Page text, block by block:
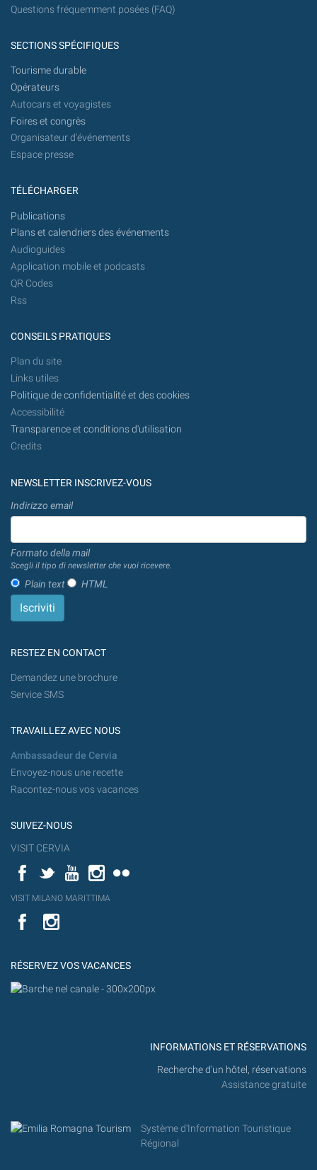
Questions fréquemment posées (FAQ)
SECTIONS SPÉCIFIQUES
Tourisme durable
Opérateurs
Autocars et voyagistes
Foires et congrès
Organisateur d'événements
Espace presse
TÉLÉCHARGER
Publications
Plans et calendriers des événements
Audioguides
Application mobile et podcasts
QR Codes
Rss
CONSEILS PRATIQUES
Plan du site
Links utiles
Politique de confidentialité et des cookies
Accessibilité
Transparence et conditions d'utilisation
Credits
NEWSLETTER INSCRIVEZ-VOUS
Indirizzo email
Formato della mail
Scegli il tipo di newsletter che vuoi ricevere.
Plain text HTML
RESTEZ EN CONTACT
Demandez une brochure
Service SMS
TRAVAILLEZ AVEC NOUS
Ambassadeur de Cervia
Envoyez-nous une recette
Racontez-nous vos vacances
SUIVEZ-NOUS
VISIT CERVIA
FacebookTwitterYouTubeInstagram
YouT
VISIT MILANO MARITTIMA
Flick
VISIT
MILANO
YouTube
RÉSERVEZ VOS VACANCES
INFORMATIONS ET RÉSERVATIONS
Recherche d'un hôtel, réservations
Assistance gratuite
Système d'Information Touristique
Régional